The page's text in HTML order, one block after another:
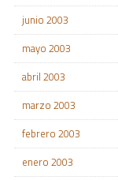
junio 2003
mayo 2003
abril 2003
marzo 2003
febrero 2003
enero 2003